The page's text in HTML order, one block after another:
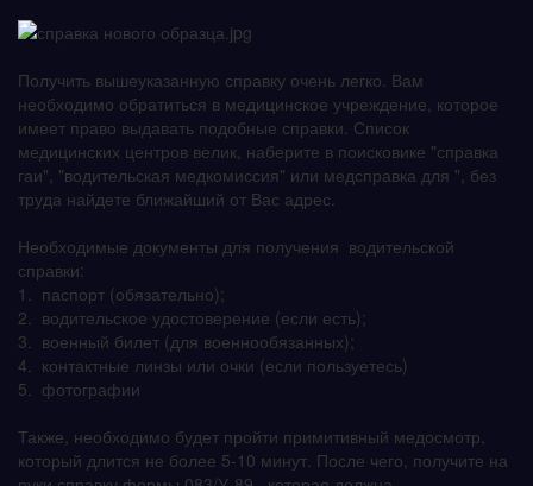
Получить вышеуказанную справку очень легко. Вам
необходимо обратиться в медицинское учреждение, которое
имеет право выдавать подобные справки. Список
медицинских центров велик, наберите в поисковике "справка
гаи", "водительская медкомиссия" или медсправка для ", без
труда найдете ближайший от Вас адрес.
Необходимые документы для получения водительской
справки:
1. паспорт (обязательно);
2. водительское удостоверение (если есть);
3. военный билет (для военнообязанных);
4. контактные линзы или очки (если пользуетесь)
5. фотографии
Также, необходимо будет пройти примитивный медосмотр,
который длится не более 5-10 минут. После чего, получите на